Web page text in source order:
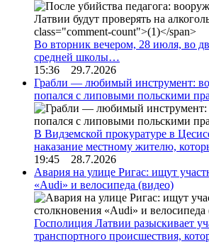
Во вторник вечером, 28 июля, во
средней школы…
15:36 29.7.2026
Грабли — любимый инструмент:
попался с липовыми польскими
В Видземской прокуратуре в
наказание местному жителю,
19:45 28.7.2026
Авария на улице Ригас: ищут
«Audi» и велосипеда (видео)
Госполиция Латвии разыскивает
транспортного происшествия,